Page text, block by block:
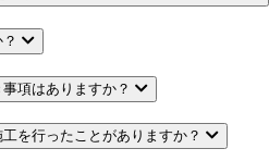
項はありますか？
を行ったことがありますか？